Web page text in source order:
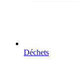
Déchets